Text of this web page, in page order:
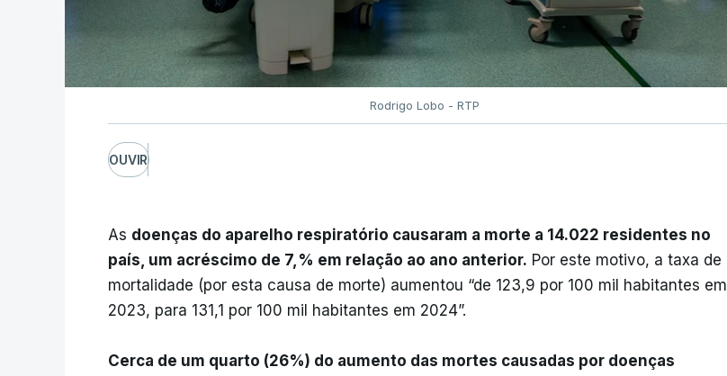
Rodrigo Lobo - RTP
OUVIR
As doenças do aparelho respiratório causaram a morte a 14.022 residentes no
país, um acréscimo de 7,% em relação ao ano anterior. Por este motivo, a taxa de
mortalidade (por esta causa de morte) aumentou “de 123,9 por 100 mil habitantes em
2023, para 131,1 por 100 mil habitantes em 2024”.
Cerca de um quarto (26%) do aumento das mortes causadas por doenças